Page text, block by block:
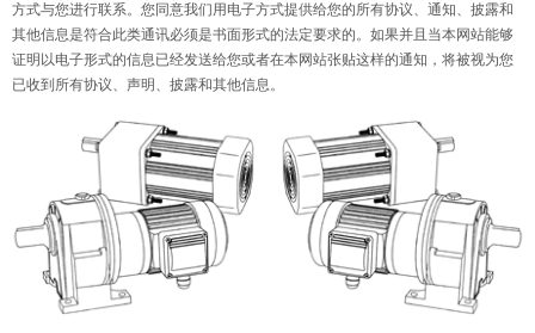
方式与您进行联系。您同意我们用电子方式提供给您的所有协议、通知、披露和
其他信息是符合此类通讯必须是书面形式的法定要求的。如果并且当本网站能够
证明以电子形式的信息已经发送给您或者在本网站张贴这样的通知，将被视为您
已收到所有协议、声明、披露和其他信息。